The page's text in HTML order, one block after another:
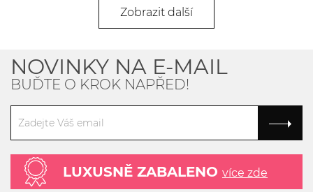
Zobrazit další
NOVINKY NA E-MAIL
BUĎTE O KROK NAPŘED!
LUXUSNĚ ZABALENO více zde